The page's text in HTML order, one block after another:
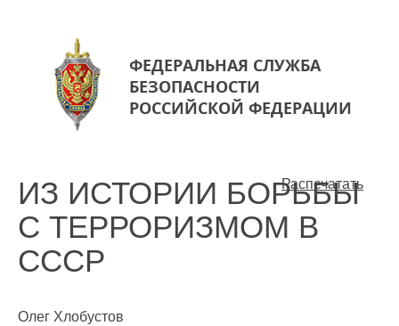
ФЕДЕРАЛЬНАЯ СЛУЖБА
БЕЗОПАСНОСТИ
РОССИЙСКОЙ ФЕДЕРАЦИИ
Распечатать
ИЗ ИСТОРИИ БОРЬБЫ
С ТЕРРОРИЗМОМ В
СССР
Олег Хлобустов